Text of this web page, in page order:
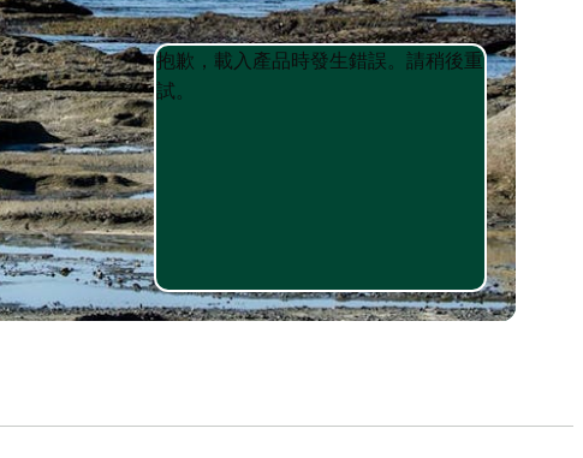
Product
List
Product
List
抱歉，載入產品時發生錯誤。請稍後重
試。